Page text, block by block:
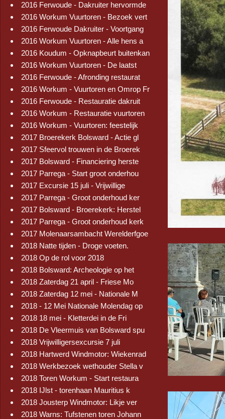
2016 Ferwoude - Dakruiter hervormde
2016 Workum Vuurtoren - Bezoek vert
2016 Ferwoude Dakruiter - Voortgang
2016 Workum Vuurtoren - Alle hens a
2016 Koudum - Opknapbeurt buitenkan
2016 Workum Vuurtoren - De laatst
2016 Ferwoude - Afronding restaurat
2016 Workum - Vuurtoren en Omrop Fr
2016 Ferwoude - Restauratie dakruit
2016 Workum - Restauratie vuurtoren
2016 Workum - Vuurtoren: feestelijk
2017 Broerekerk Bolsward - Actie gl
2017 Sfeervol trouwen in de Broerek
2017 Bolsward - Financiering herste
2017 Parrega - Start groot onderhou
2017 Excursie 15 juli - Vrijwillige
2017 Parrega - Groot onderhoud ker
2017 Bolsward - Broerekerk: Herstel
2017 Parrega - Groot onderhoud kerk
2017 Molenaarsambacht Werelderfgoe
2018 Natte tijden - Droge voeten.
2018 Op de rol voor 2018
2018 Bolsward: Archeologie op het
2018 Zaterdag 21 april - Friese Mo
2018 Zaterdag 12 mei - Nationale M
2018 - 12 Mei Nationale Molendag op
2018 18 mei - Kletterdei in de Fri
2018 De Vleermuis van Bolsward spu
2018 Vrijwilligersexcursie 7 juli
2018 Hartwerd Windmotor: Wiekenrad
2018 Werkbezoek wethouder Stella v
2018 Toren Workum - Start restaura
2018 IJlst - torenhaan Mauritius k
2018 Jousterp Windmotor: Likje ver
2018 Warns: Tufstenen toren Johann